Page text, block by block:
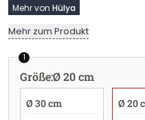
Mehr von Hülya
Mehr zum Produkt
1
Größe:Ø 20 cm
Ø 30 cm Ø 20